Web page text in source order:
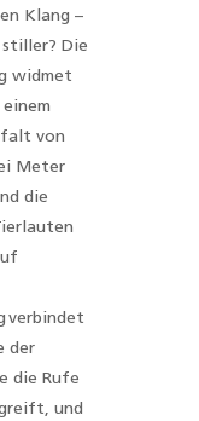
Klang –
stiller? Die
widmet
von
Meter
die
verbindet
der
die Rufe
und